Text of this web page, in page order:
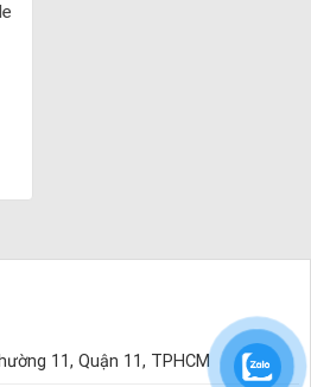
11, Quận 11, TPHCM